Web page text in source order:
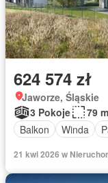
624 574 zł
Jaworze, Śląskie
3 Pokoje
79
Balkon
Winda
21 kwi 2026 w